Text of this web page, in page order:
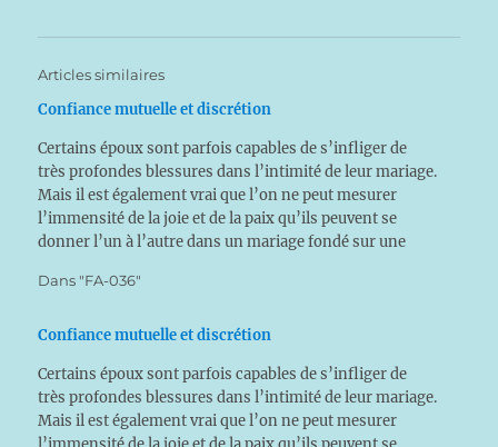
Articles similaires
Confiance mutuelle et discrétion
Certains époux sont parfois capables de s’infliger de
très profondes blessures dans l’intimité de leur mariage.
Mais il est également vrai que l’on ne peut mesurer
l’immensité de la joie et de la paix qu’ils peuvent se
donner l’un à l’autre dans un mariage fondé sur une
Dans "FA-036"
Confiance mutuelle et discrétion
Certains époux sont parfois capables de s’infliger de
très profondes blessures dans l’intimité de leur mariage.
Mais il est également vrai que l’on ne peut mesurer